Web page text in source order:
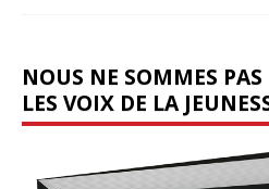
NOUS NE SOMMES PAS
LES VOIX DE LA